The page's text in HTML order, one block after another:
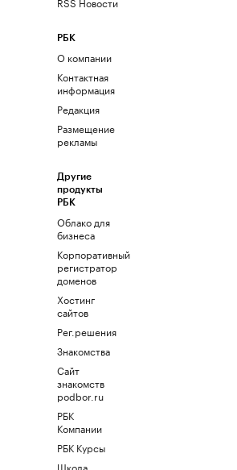
РБК
О компании
Контактная
информация
Редакция
Размещение
рекламы
Другие
продукты
РБК
Облако для
бизнеса
Корпоративный
регистратор
доменов
Хостинг
сайтов
Рег.решения
Знакомства
Сайт
знакомств
podbor.ru
РБК
Компании
РБК Курсы
Школа